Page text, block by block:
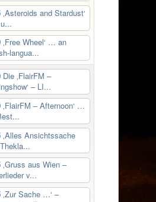
‚Asteroids and Stardust‘
‚Free Wheel‘ … an
langua...
Die ‚FlairFM –
– LI...
‚FlairFM – Afternoon‘ …
‚Alles Ansichtssache
‚Gruss aus Wien –
v...
‚Zur Sache …‘ –